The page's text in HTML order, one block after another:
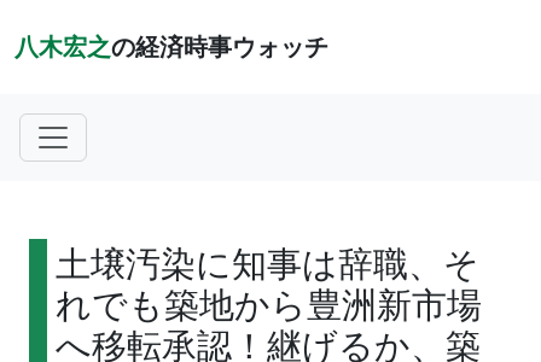
八木宏之の経済時事ウォッチ
土壌汚染に知事は辞職、そ
れでも築地から豊洲新市場
へ移転承認！継げるか、築